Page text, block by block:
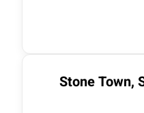
Stone Town,